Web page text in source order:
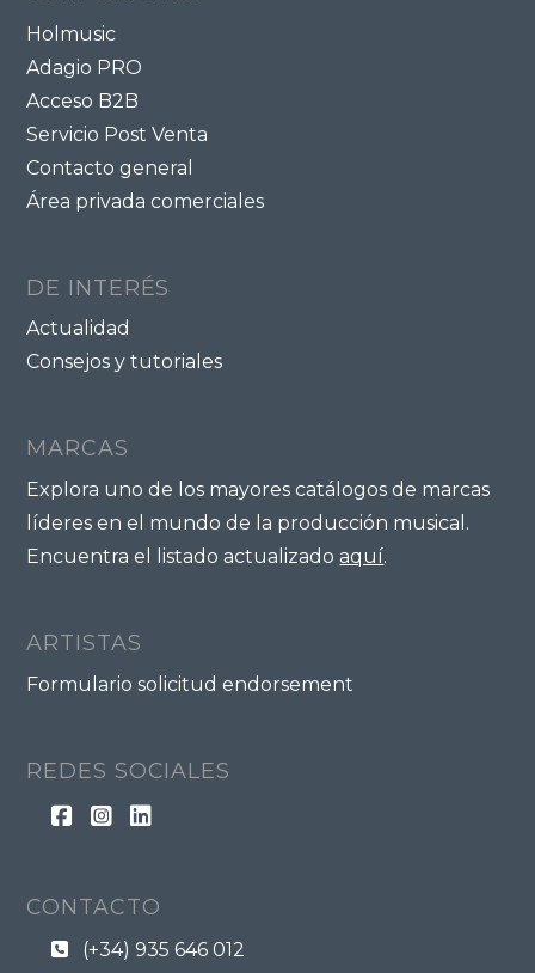
Holmusic
Adagio PRO
Acceso B2B
Servicio Post Venta
Contacto general
Área privada comerciales
DE INTERÉS
Actualidad
Consejos y tutoriales
MARCAS
Explora uno de los mayores catálogos de marcas
líderes en el mundo de la producción musical.
Encuentra el listado actualizadoaquí.
ARTISTAS
Formulario solicitud endorsement
REDES SOCIALES
CONTACTO
(+34) 935 646 012